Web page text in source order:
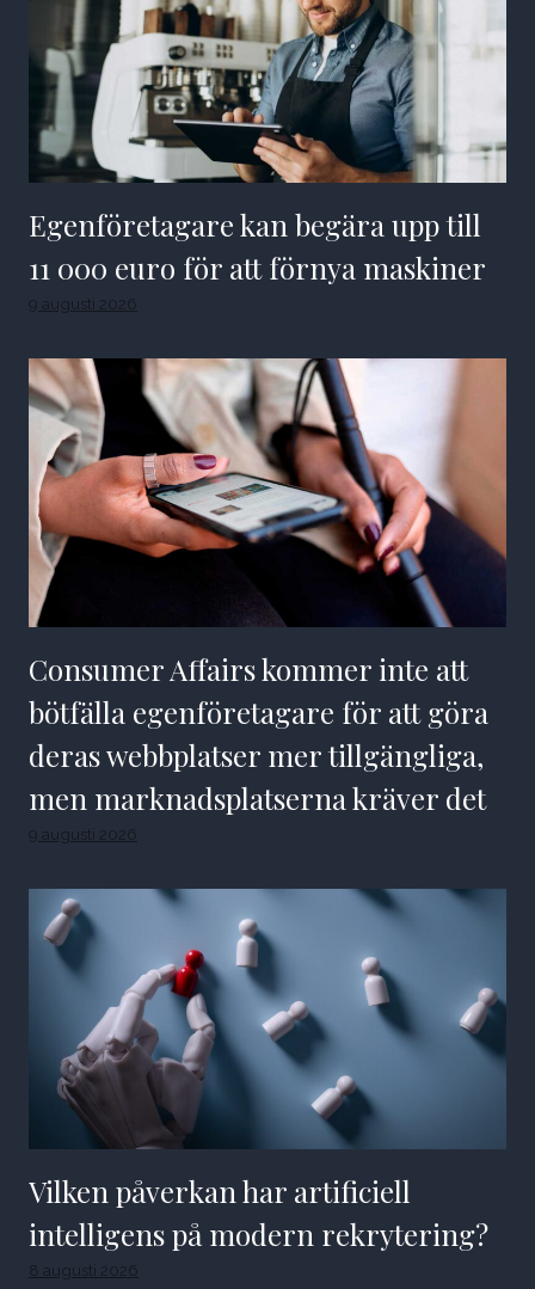
Egenföretagare kan begära upp till
11 000 euro för att förnya maskiner
9 augusti 2026
Consumer Affairs kommer inte att
bötfälla egenföretagare för att göra
deras webbplatser mer tillgängliga,
men marknadsplatserna kräver det
9 augusti 2026
Vilken påverkan har artificiell
intelligens på modern rekrytering?
8 augusti 2026